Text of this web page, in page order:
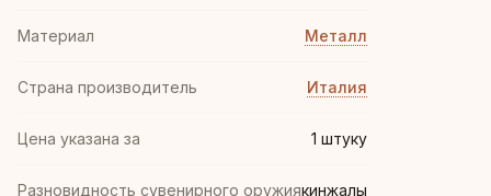
Материал Металл
Страна производитель Италия
Цена указана за 1 штуку
Разновидность сувенирного оружиякинжалы